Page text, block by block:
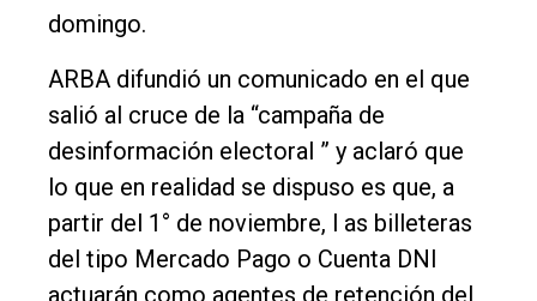
Fúnebres
Edición
Empresa
Nosotros
domingo.
ARBA difundió un comunicado en el que
salió al cruce de la “campaña de
desinformación electoral ” y aclaró que
lo que en realidad se dispuso es que, a
partir del 1° de noviembre, l as billeteras
del tipo Mercado Pago o Cuenta DNI
actuarán como agentes de retención del